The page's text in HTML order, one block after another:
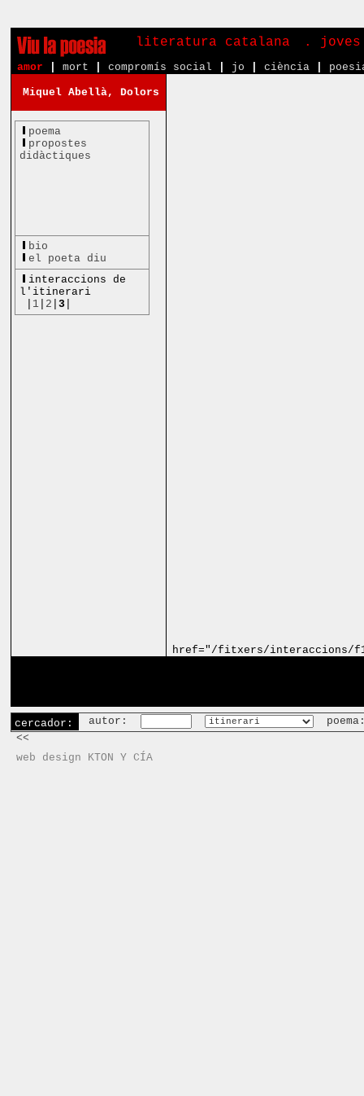
literatura catalana .
amor mort compromís social jo ciència
Miquel Abellà, Dolors
poema
propostes
didàctiques
bio
el poeta diu
interaccions de
l'itinerari
1 2 |3
href="/fitxers/interaccions/
cercador: autor:
<<
web design KTON Y CÍA